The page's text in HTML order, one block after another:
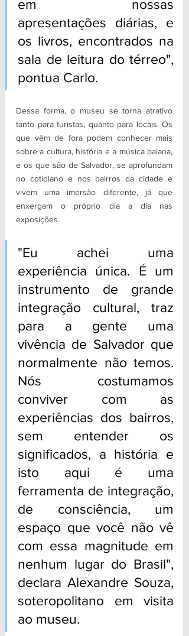
em nossas
apresentações diárias, e
os livros, encontrados na
sala de leitura do térreo",
pontua Carlo.
Dessa forma, o museu se torna atrativo
tanto para turistas, quanto para locais. Os
que vêm de fora podem conhecer mais
sobre a cultura, história e a música baiana,
e os que são de Salvador, se aprofundam
no cotidiano e nos bairros da cidade e
vivem uma imersão diferente, já que
enxergam o próprio dia a dia nas
exposições.
"Eu achei uma
experiência única. É um
instrumento de grande
integração cultural, traz
para a gente uma
vivência de Salvador que
normalmente não temos.
Nós costumamos
conviver com as
experiências dos bairros,
sem entender os
significados, a história e
isto aqui é uma
ferramenta de integração,
de consciência, um
espaço que você não vê
com essa magnitude em
nenhum lugar do Brasil",
declara Alexandre Souza,
soteropolitano em visita
ao museu.